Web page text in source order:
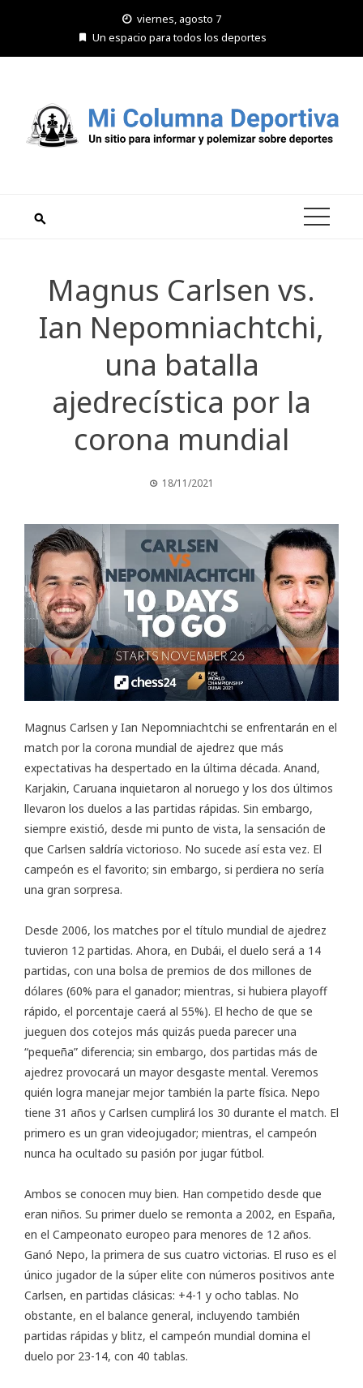
viernes, agosto 7
Un espacio para todos los deportes
Magnus Carlsen vs.
Ian Nepomniachtchi,
una batalla
ajedrecística por la
corona mundial
18/11/2021
Magnus Carlsen y Ian Nepomniachtchi se enfrentarán en el
match por la corona mundial de ajedrez que más
expectativas ha despertado en la última década. Anand,
Karjakin, Caruana inquietaron al noruego y los dos últimos
llevaron los duelos a las partidas rápidas. Sin embargo,
siempre existió, desde mi punto de vista, la sensación de
que Carlsen saldría victorioso. No sucede así esta vez. El
campeón es el favorito; sin embargo, si perdiera no sería
una gran sorpresa.
Desde 2006, los matches por el título mundial de ajedrez
tuvieron 12 partidas. Ahora, en Dubái, el duelo será a 14
partidas, con una bolsa de premios de dos millones de
dólares (60% para el ganador; mientras, si hubiera playoff
rápido, el porcentaje caerá al 55%). El hecho de que se
jueguen dos cotejos más quizás pueda parecer una
“pequeña” diferencia; sin embargo, dos partidas más de
ajedrez provocará un mayor desgaste mental. Veremos
quién logra manejar mejor también la parte física. Nepo
tiene 31 años y Carlsen cumplirá los 30 durante el match. El
primero es un gran videojugador; mientras, el campeón
nunca ha ocultado su pasión por jugar fútbol.
Ambos se conocen muy bien. Han competido desde que
eran niños. Su primer duelo se remonta a 2002, en España,
en el Campeonato europeo para menores de 12 años.
Ganó Nepo, la primera de sus cuatro victorias. El ruso es el
único jugador de la súper elite con números positivos ante
Carlsen, en partidas clásicas: +4-1 y ocho tablas. No
obstante, en el balance general, incluyendo también
partidas rápidas y blitz, el campeón mundial domina el
duelo por 23-14, con 40 tablas.